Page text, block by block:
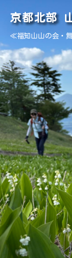
京都北部
≪福知山山の会・